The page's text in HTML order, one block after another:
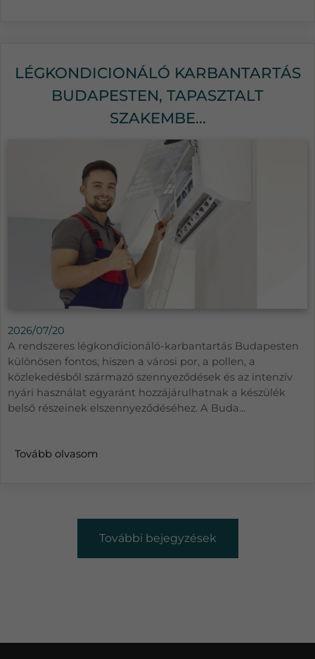
LÉGKONDICIONÁLÓ KARBANTARTÁS
BUDAPESTEN, TAPASZTALT
SZAKEMBE...
2026/07/20
A rendszeres légkondicionáló-karbantartás Budapesten
különösen fontos, hiszen a városi por, a pollen, a
közlekedésből származó szennyeződések és az intenzív
nyári használat egyaránt hozzájárulhatnak a készülék
belső részeinek elszennyeződéséhez. A Buda...
Tovább olvasom
További bejegyzések